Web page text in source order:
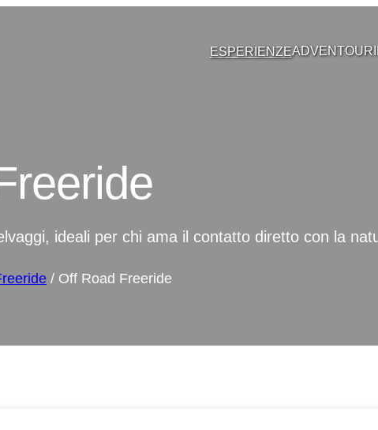
ESPERIENZE
ideali per chi ama il contatto diretto con la
/ Off Road Freeride